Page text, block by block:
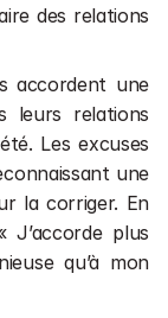
des relations
accordent une
leurs relations
Les excuses
une
la corriger. En
plus
qu’à mon